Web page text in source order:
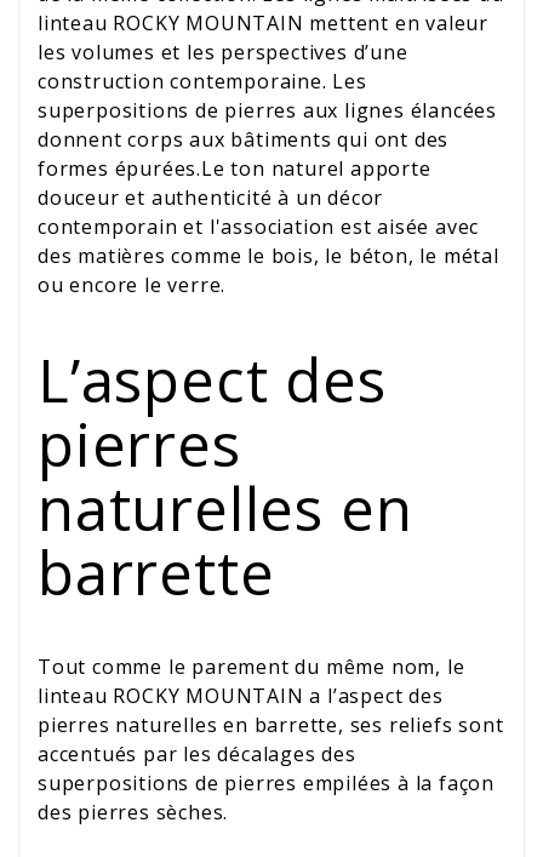
linteau ROCKY MOUNTAIN mettent en valeur
les volumes et les perspectives d’une
construction contemporaine. Les
superpositions de pierres aux lignes élancées
donnent corps aux bâtiments qui ont des
formes épurées.Le ton naturel apporte
douceur et authenticité à un décor
contemporain et l'association est aisée avec
des matières comme le bois, le béton, le métal
ou encore le verre.
L’aspect des
pierres
naturelles en
barrette
Tout comme le parement du même nom, le
linteau ROCKY MOUNTAIN a l’aspect des
pierres naturelles en barrette, ses reliefs sont
accentués par les décalages des
superpositions de pierres empilées à la façon
des pierres sèches.